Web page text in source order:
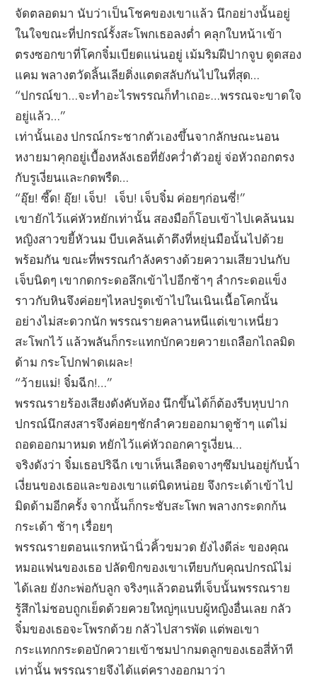
จัดตลอดมา นับว่าเป็นโชคของเขาแล้ว นึกอย่างนั้นอยู่
ในใจขณะที่ปกรณ์รั้งสะโพกเธอลงต่ำ คลุกใบหน้าเข้า
ตรงซอกขาที่โคกจิ๋มเบียดแน่นอยู่ เม้มริมฝีปากจูบ ดูดสอง
แคม พลางตวัดลิ้นเลียติ่งแตดสลับกันไปในที่สุด…
“ปกรณ์ขา…จะทำอะไรพรรณก็ทำเถอะ…พรรณจะขาดใจ
อยู่แล้ว…”
เท่านั้นเอง ปกรณ์กระชากตัวเองขึ้นจากลักษณะนอน
หงายมาคุกอยู่เบื้องหลังเธอที่ยังคว่ำตัวอยู่ จ่อหัวถอกตรง
กับรูเงี่ยนและกดพรืด…
“อุ๊ย! ซี๊ด! อุ๊ย! เจ็บ! เจ็บ! เจ็บจิ๋ม ค่อยๆก่อนซี่!”
เขายักไว้แค่หัวหยักเท่านั้น สองมือก็โอบเข้าไปเคล้นนม
หญิงสาวขยี้หัวนม บีบเคล้นเต้าตึงที่หยุ่นมือนั้นไปด้วย
พร้อมกัน ขณะที่พรรณกำลังครางด้วยความเสียวปนกับ
เจ็บนิดๆ เขากดกระดอลึกเข้าไปอีกช้าๆ ลำกระดอแข็ง
ราวกับหินจึงค่อยๆไหลปรูดเข้าไปในเนินเนื้อโคกนั้น
อย่างไม่สะดวกนัก พรรณรายคลานหนีแต่เขาเหนี่ยว
สะโพกไว้ แล้วพลันก็กระแทกบักควยควายเถลือกไถลมิด
ด้าม กระโปกฟาดเผละ!
“ว้ายแม่! จิ๋มฉีก!…”
พรรณรายร้องเสียงดังคับห้อง นึกขึ้นได้ก็ต้องรีบหุบปาก
ปกรณ์นึกสงสารจึงค่อยๆชักลำควยออกมาดูช้าๆ แต่ไม่
ถอดออกมาหมด หยักไว้แค่หัวถอกคารูเงี่ยน…
จริงดังว่า จิ๋มเธอปริฉีก เขาเห็นเลือดจางๆซึมปนอยู่กับน้ำ
เงี่ยนของเธอและของเขาแต่นิดหน่อย จึงกระเด้าเข้าไป
มิดด้ามอีกครั้ง จากนั้นก็กระชับสะโพก พลางกระดกก้น
กระเด้า ช้าๆ เรื่อยๆ
พรรณรายตอนแรกหน้านิ่วคิ้วขมวด ยังไงดีล่ะ ของคุณ
หมอแฟนของเธอ ปลัดขิกของเขาเทียบกับคุณปกรณ์ไม่
ได้เลย ยังกะพ่อกับลูก จริงๆแล้วตอนที่เจ็บนั้นพรรณราย
รู้สึกไม่ชอบถูกเย็ดด้วยควยใหญ่ๆแบบผู้หญิงอื่นเลย กลัว
จิ๋มของเธอจะโพรกด้วย กลัวไปสารพัด แต่พอเขา
กระแทกกระดอบักควายเข้าชมปากมดลูกของเธอสี่ห้าที
เท่านั้น พรรณรายจึงได้แต่ครางออกมาว่า